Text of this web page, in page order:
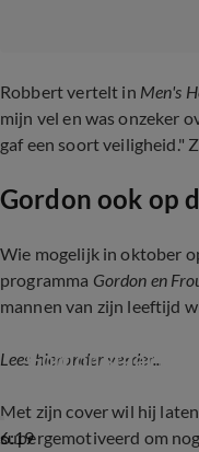
Robbert vertelt in Men's
mijn vel en was onzeker
gaf een soort veiligheid."
Gordon ook op
Wie mogelijk in oktober
programma Gordon en
mannen van zijn leeftijd
Lees hieronder verder...
6:19
Gordon staat in
Met zijn cover wil hij
supergemotiveerd om